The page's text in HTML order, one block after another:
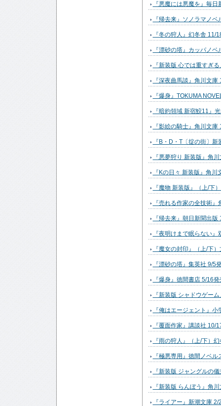
『悪魔には悪魔を』毎
『帰去来』ソノラマノベ
『冬の狩人』幻冬舎 11/
『漂砂の塔』カッパノベ
『新装版 心では重すぎ
『深夜曲馬談』角川文庫
『爆身』TOKUMA
『暗約領域 新宿鮫11』
『影絵の騎士』角川文庫
『B・D・T〔掟の街〕
『悪夢狩り 新装版』角
『Kの日々 新装版』角川
『魔物 新装版』（上/下
『売れる作家の全技術
『帰去来』朝日新聞出版
『夜明けまで眠らない
『魔女の封印』（上/下
『漂砂の塔』集英社 9/5
『爆身』徳間書店 5/16発
『新装版 シャドウゲー
『俺はエージェント』
『覆面作家』講談社 10/
『雨の狩人』（上/下）
『極悪専用』徳間ノベル
『新装版 ジャングルの
『新装版 らんぼう』角
『ライアー』新潮文庫 2/